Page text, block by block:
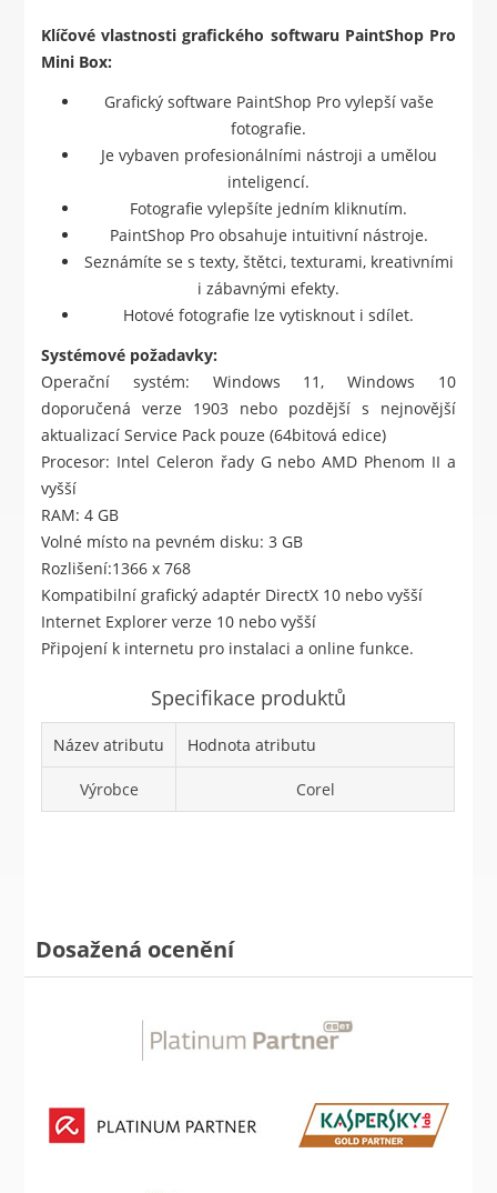
Klíčové vlastnosti grafického softwaru PaintShop Pro
Mini Box:
Grafický software PaintShop Pro vylepší vaše
fotografie.
Je vybaven profesionálními nástroji a umělou
inteligencí.
Fotografie vylepšíte jedním kliknutím.
PaintShop Pro obsahuje intuitivní nástroje.
Seznámíte se s texty, štětci, texturami, kreativními
i zábavnými efekty.
Hotové fotografie lze vytisknout i sdílet.
Systémové požadavky:
Operační systém: Windows 11, Windows 10
doporučená verze 1903 nebo pozdější s nejnovější
aktualizací Service Pack pouze (64bitová edice)
Procesor: Intel Celeron řady G nebo AMD Phenom II a
vyšší
RAM: 4 GB
Volné místo na pevném disku: 3 GB
Rozlišení:1366 x 768
Kompatibilní grafický adaptér DirectX 10 nebo vyšší
Internet Explorer verze 10 nebo vyšší
Připojení k internetu pro instalaci a online funkce.
Specifikace produktů
Název atributu Hodnota atributu
Výrobce Corel
Dosažená ocenění